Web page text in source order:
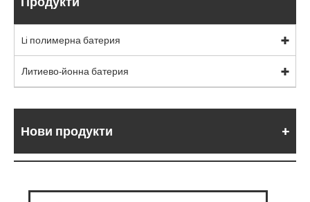
Li полимерна батерия
Литиево-йонна батерия
Нови продукти